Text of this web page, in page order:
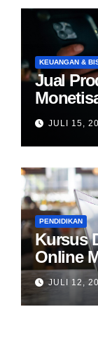
KEUANGAN &
Jual
JULI 15,
PENDIDIKAN
Kursus
Online
JULI 12,